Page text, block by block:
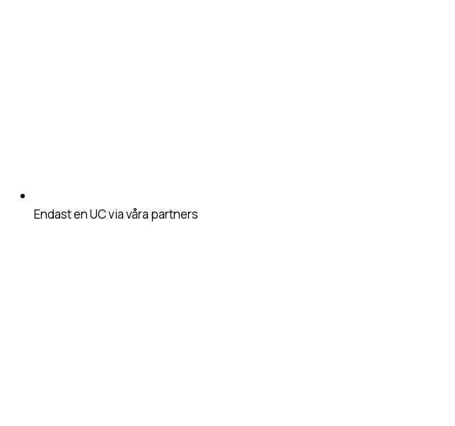
Endast en UC via våra partners